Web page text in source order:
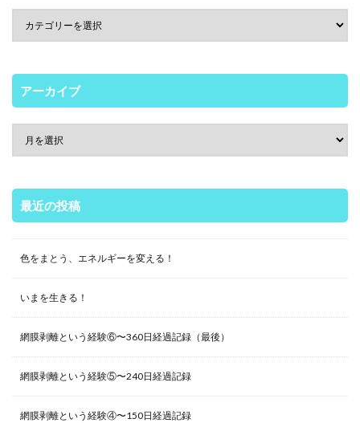
アーカイブ
最近の投稿
色をまとう、エネルギーを変える！
いまを生きる！
網膜剥離という経験⑥〜360日経過記録（最後）
網膜剥離という経験⑤〜240日経過記録
網膜剥離という経験④〜150日経過記録